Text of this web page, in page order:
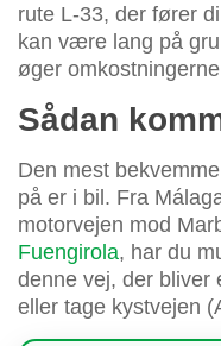
rute L-33, der fører
kan være lang på
øger
Sådan
Den mest
på er i bil. Fra
motorvejen mod
Fuengirola, har du
denne vej, der bliver
eller tage kystvejen